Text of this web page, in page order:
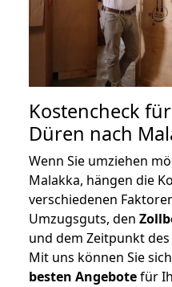
Kostencheck
Düren nach
Wenn Sie umziehen
Malakka, hängen die
verschiedenen
Umzugsguts, den
und dem Zeitpunkt
Mit uns können Sie
besten Angebotefür